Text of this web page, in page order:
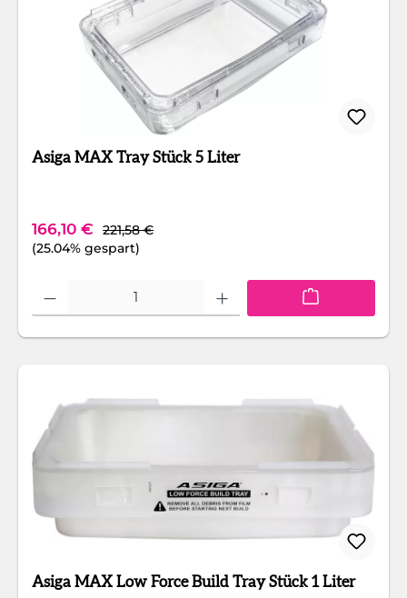
Asiga MAX Tray Stück 5 Liter
Verkaufspreis:
166,10 € Regulärer Preis:
221,58 €
(25.04% gespart)
Produkt Anzahl: Gib den gewünschten Wert ein oder benutze die
Asiga MAX Low Force Build Tray Stück 1 Liter